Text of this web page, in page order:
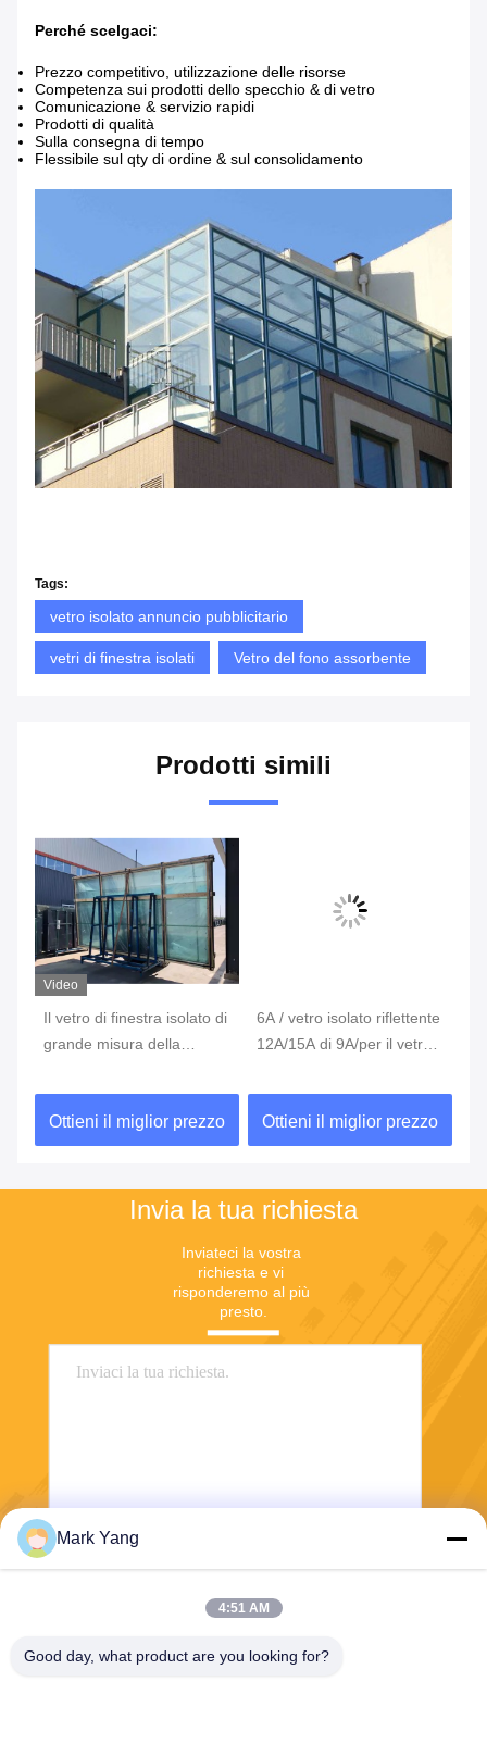
Perché scelgaci:
Prezzo competitivo, utilizzazione delle risorse
Competenza sui prodotti dello specchio & di vetro
Comunicazione & servizio rapidi
Prodotti di qualità
Sulla consegna di tempo
Flessibile sul qty di ordine & sul consolidamento
Tags:
vetro isolato annuncio pubblicitario
vetri di finestra isolati Vetro del fono assorbente
Prodotti simili
Video
Il vetro di finestra isolato di
grande misura della
vetro anteriore del
deposito
Ottieni il miglior prezzo
6A / vetro isolato riflettente
12A/15A di 9A/per il vetro
Ottieni il miglior prezzo
Invia la tua richiesta
Inviateci la vostra
richiesta e vi
risponderemo al più
presto.
Invia
Mark Yang
4:51 AM
Good day, what product are you looking for?